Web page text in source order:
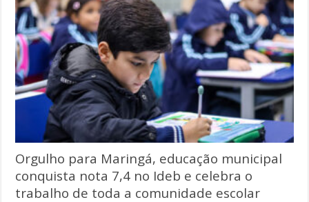
Orgulho para Maringá, educação municipal
conquista nota 7,4 no Ideb e celebra o
trabalho de toda a comunidade escolar